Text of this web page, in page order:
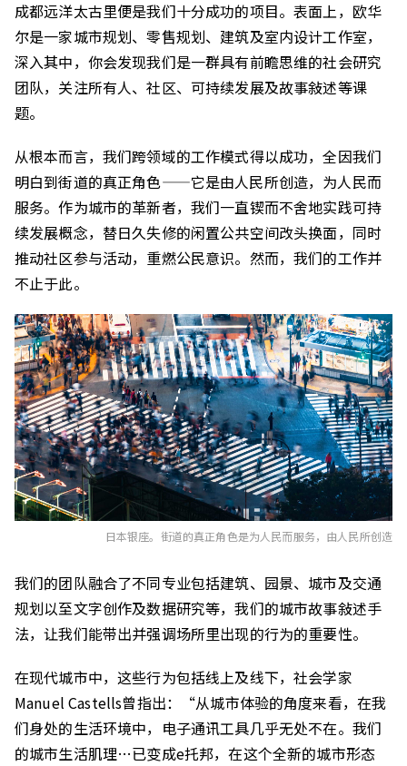
成都远洋太古里便是我们十分成功的项目。表面上，欧华
尔是一家城市规划、零售规划、建筑及室内设计工作室，
深入其中，你会发现我们是一群具有前瞻思维的社会研究
团队，关注所有人、社区、可持续发展及故事敍述等课
题。
从根本而言，我们跨领域的工作模式得以成功，全因我们
明白到街道的真正角色——它是由人民所创造，为人民而
服务。作为城市的革新者，我们一直锲而不舍地实践可持
续发展概念，替日久失修的闲置公共空间改头换面，同时
推动社区参与活动，重燃公民意识。然而，我们的工作并
不止于此。
日本银座。街道的真正角色是为人民而服务，由人民所创造
我们的团队融合了不同专业包括建筑、园景、城市及交通
规划以至文字创作及数据研究等，我们的城市故事敍述手
法，让我们能带出并强调场所里出现的行为的重要性。
在现代城市中，这些行为包括线上及线下，社会学家
Manuel Castells曾指出：“从城市体验的角度来看，在我
们身处的生活环境中，电子通讯工具几乎无处不在。我们
的城市生活肌理…已变成e托邦，在这个全新的城市形态